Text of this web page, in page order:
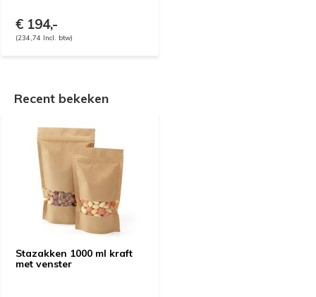
€ 194,-
(234,74 Incl. btw)
Recent bekeken
Stazakken 1000 ml kraft
met venster